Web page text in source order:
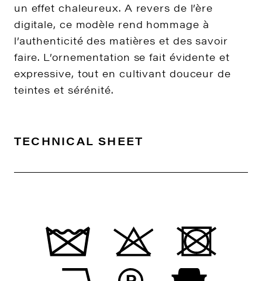
un effet chaleureux. A revers de l’ère
digitale, ce modèle rend hommage à
l’authenticité des matières et des savoir
faire. L’ornementation se fait évidente et
expressive, tout en cultivant douceur de
teintes et sérénité.
TECHNICAL SHEET